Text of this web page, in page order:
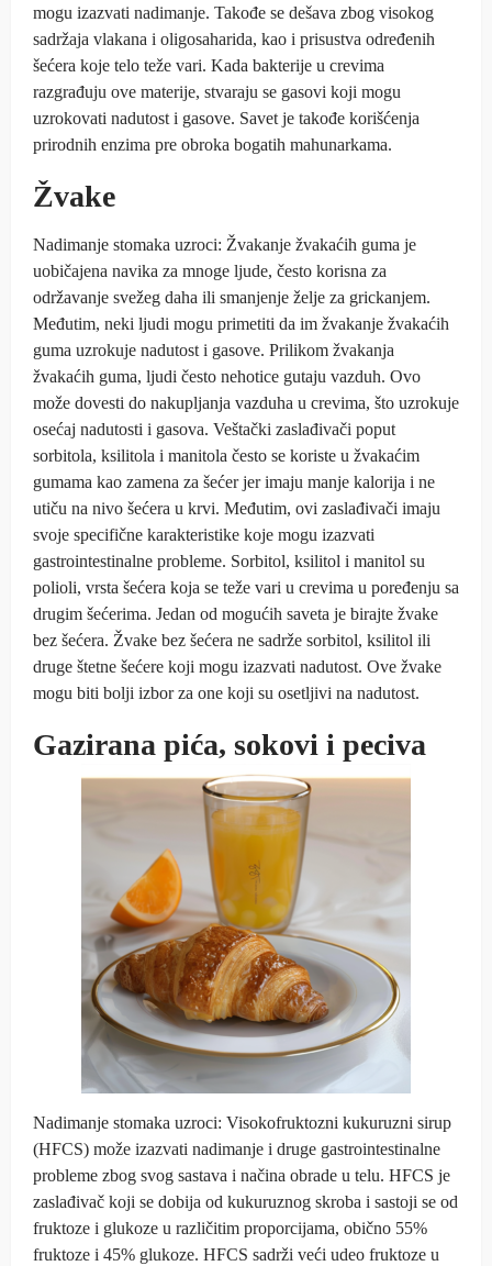
mogu izazvati nadimanje. Takođe se dešava zbog visokog
sadržaja vlakana i oligosaharida, kao i prisustva određenih
šećera koje telo teže vari. Kada bakterije u crevima
razgrađuju ove materije, stvaraju se gasovi koji mogu
uzrokovati nadutost i gasove. Savet je takođe korišćenja
prirodnih enzima pre obroka bogatih mahunarkama.
Žvake
Nadimanje stomaka uzroci: Žvakanje žvakaćih guma je
uobičajena navika za mnoge ljude, često korisna za
održavanje svežeg daha ili smanjenje želje za grickanjem.
Međutim, neki ljudi mogu primetiti da im žvakanje žvakaćih
guma uzrokuje nadutost i gasove. Prilikom žvakanja
žvakaćih guma, ljudi često nehotice gutaju vazduh. Ovo
može dovesti do nakupljanja vazduha u crevima, što uzrokuje
osećaj nadutosti i gasova. Veštački zaslađivači poput
sorbitola, ksilitola i manitola često se koriste u žvakaćim
gumama kao zamena za šećer jer imaju manje kalorija i ne
utiču na nivo šećera u krvi. Međutim, ovi zaslađivači imaju
svoje specifične karakteristike koje mogu izazvati
gastrointestinalne probleme. Sorbitol, ksilitol i manitol su
polioli, vrsta šećera koja se teže vari u crevima u poređenju sa
drugim šećerima. Jedan od mogućih saveta je birajte žvake
bez šećera. Žvake bez šećera ne sadrže sorbitol, ksilitol ili
druge štetne šećere koji mogu izazvati nadutost. Ove žvake
mogu biti bolji izbor za one koji su osetljivi na nadutost.
Gazirana pića, sokovi i peciva
Nadimanje stomaka uzroci: Visokofruktozni kukuruzni sirup
(HFCS) može izazvati nadimanje i druge gastrointestinalne
probleme zbog svog sastava i načina obrade u telu. HFCS je
zaslađivač koji se dobija od kukuruznog skroba i sastoji se od
fruktoze i glukoze u različitim proporcijama, obično 55%
fruktoze i 45% glukoze. HFCS sadrži veći udeo fruktoze u